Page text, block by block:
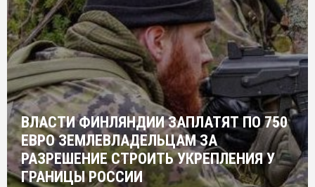
ВЛАСТИ ФИНЛЯНДИИ ЗАПЛАТЯТ ПО 750
ЕВРО ЗЕМЛЕВЛАДЕЛЬЦАМ ЗА
РАЗРЕШЕНИЕ СТРОИТЬ УКРЕПЛЕНИЯ У
ГРАНИЦЫ РОССИИ